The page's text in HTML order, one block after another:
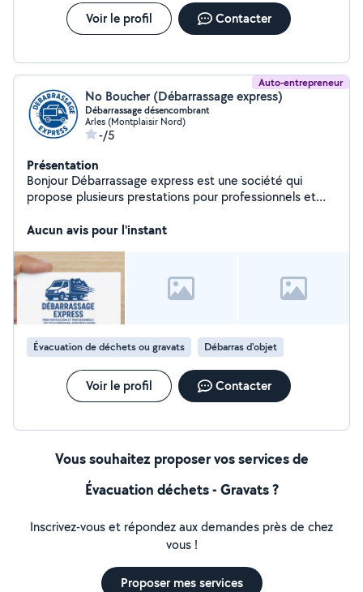
Voir le profil Contacter
Auto-entrepreneur
No Boucher (Débarrassage express)
Débarrassage désencombrant
Arles (Montplaisir Nord)
-/5
Présentation
Bonjour Débarrassage express est une société qui
propose plusieurs prestations pour professionnels et
maisons,appartements,locaux,caves ,greniers, jardins
nettoyage devis gratuit.
Aucun avis pour l'instant
Évacuation de déchets ou gravats Débarras d'objet
Voir le profil Contacter
Vous souhaitez proposer vos services de
Évacuation déchets - Gravats ?
Inscrivez-vous et répondez aux demandes près de chez
vous !
Proposer mes services